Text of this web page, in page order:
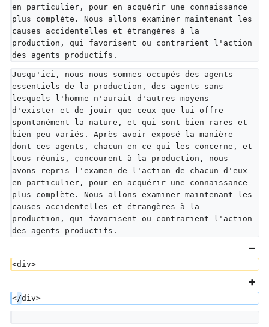
en particulier, pour en acquérir une connaissance
plus complète. Nous allons examiner maintenant les
causes accidentelles et étrangères à la
production, qui favorisent ou contrarient l'action
des agents productifs.
Jusqu'ici, nous nous sommes occupés des agents
essentiels de la production, des agents sans
lesquels l'homme n'aurait d'autres moyens
d'exister et de jouir que ceux que lui offre
spontanément la nature, et qui sont bien rares et
bien peu variés. Après avoir exposé la manière
dont ces agents, chacun en ce qui les concerne, et
tous réunis, concourent à la production, nous
avons repris l'examen de l'action de chacun d'eux
en particulier, pour en acquérir une connaissance
plus complète. Nous allons examiner maintenant les
causes accidentelles et étrangères à la
production, qui favorisent ou contrarient l'action
des agents productifs.
<div>
</div>